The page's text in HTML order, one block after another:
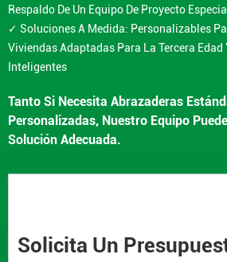
Respaldo De Un Equipo De Proyecto
✓ Soluciones A Medida: Personalizables
Viviendas Adaptadas Para La Tercera Edad
Inteligentes
Tanto Si Necesita Abrazaderas
Personalizadas, Nuestro Equipo
Solución Adecuada.
Solicita Un